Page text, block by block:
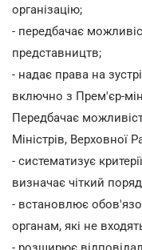
організацію;
- передбачає
представництв;
- надає права на
включно з Прем'єр-
Передбачає
Міністрів, Верховної
- систематизує
визначає чіткий
- встановлює
органам, які не